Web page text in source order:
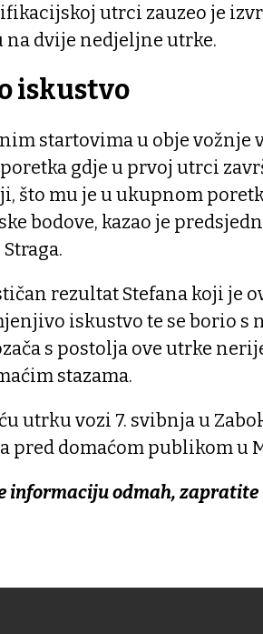
utrci zauzeo je
na dvije nedjeljne utrke.
iskustvo
startovima u obje vožnje
gdje u prvoj utrci
što mu je u ukupnom
bodove, kazao je
rezultat Stefana koji je
iskustvo te se borio s
s postolja ove utrke
stazama.
utrku vozi 7. svibnja u
pred domaćom publikom u
informaciju odmah, zapratite